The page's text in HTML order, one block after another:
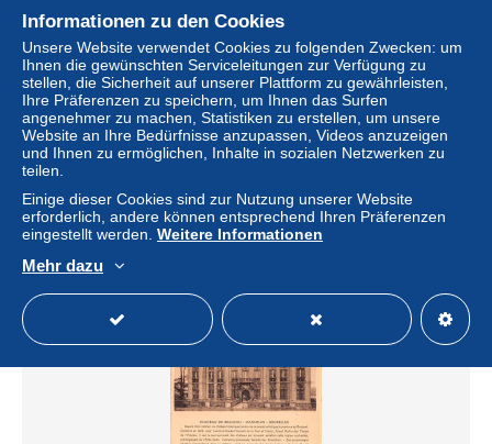
Leuven – Abdij Kaizersberg – Refter
± 4,05 $
Status
Informationen zu den Cookies
Unsere Website verwendet Cookies zu folgenden Zwecken: um
Ihnen die gewünschten Serviceleitungen zur Verfügung zu
stellen, die Sicherheit auf unserer Plattform zu gewährleisten,
Ihre Präferenzen zu speichern, um Ihnen das Surfen
angenehmer zu machen, Statistiken zu erstellen, um unsere
Website an Ihre Bedürfnisse anzupassen, Videos anzuzeigen
und Ihnen zu ermöglichen, Inhalte in sozialen Netzwerken zu
teilen.
Einige dieser Cookies sind zur Nutzung unserer Website
erforderlich, andere können entsprechend Ihren Präferenzen
eingestellt werden. Weitere Informationen
Mehr dazu